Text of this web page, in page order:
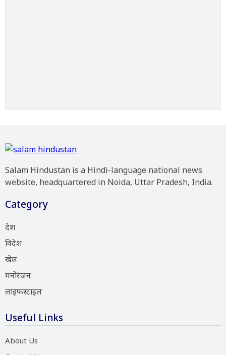
Salam Hindustan is a Hindi-language national news
website, headquartered in Noida, Uttar Pradesh, India.
Category
देश
विदेश
खेल
मनोरंजन
लाइफस्टाइल
Useful Links
About Us